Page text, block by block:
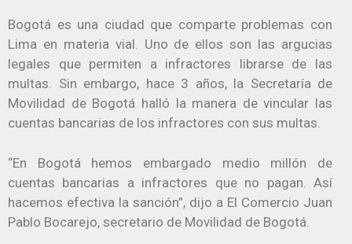
Bogotá es una ciudad que comparte problemas con
Lima en materia vial. Uno de ellos son las argucias
legales que permiten a infractores librarse de las
multas. Sin embargo, hace 3 años, la Secretaría de
Movilidad de Bogotá halló la manera de vincular las
cuentas bancarias de los infractores con sus multas.
“En Bogotá hemos embargado medio millón de
cuentas bancarias a infractores que no pagan. Así
hacemos efectiva la sanción”, dijo a El Comercio Juan
Pablo Bocarejo, secretario de Movilidad de Bogotá.